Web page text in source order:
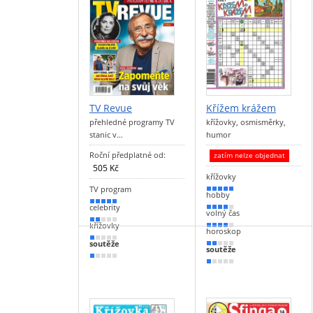
TV Revue
přehledné programy TV
stanic v…
Roční předplatné od:
505 Kč
TV program
100 %
celebrity
30 %
křížovky
20 %
soutěže
10 %
Křížem krážem
křížovky, osmisměrky,
humor
zatím nelze objednat
křížovky
100 %
hobby
80 %
volný čas
70 %
horoskop
30 %
soutěže
20 %